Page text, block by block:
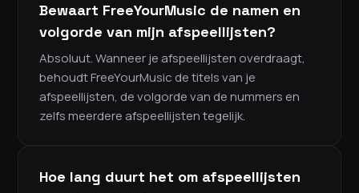
Bewaart FreeYourMusic de namen en
volgorde van mijn afspeellijsten?
Absoluut. Wanneer je afspeellijsten overdraagt,
behoudt FreeYourMusic de titels van je
afspeellijsten, de volgorde van de nummers en
zelfs meerdere afspeellijsten tegelijk.
Hoe lang duurt het om afspeellijsten